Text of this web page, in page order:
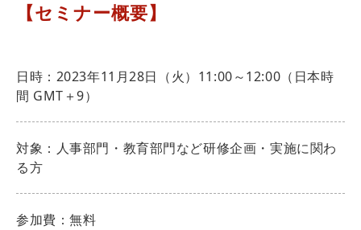
【セミナー概要】
日時：2023年11月28日（火）11:00～12:00（日本時
間 GMT＋9）
対象：人事部門・教育部門など研修企画・実施に関わ
る方
参加費：無料